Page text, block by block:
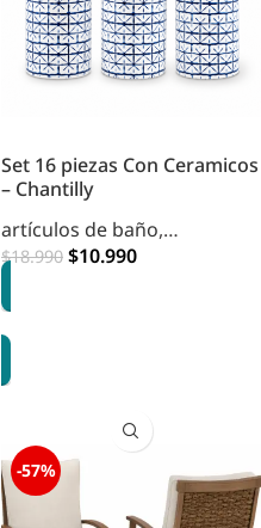
Set 16 piezas Con Ceramicos
– Chantilly
artículos de baño,
accesorios,Organización
$18.990 $10.990
-57%